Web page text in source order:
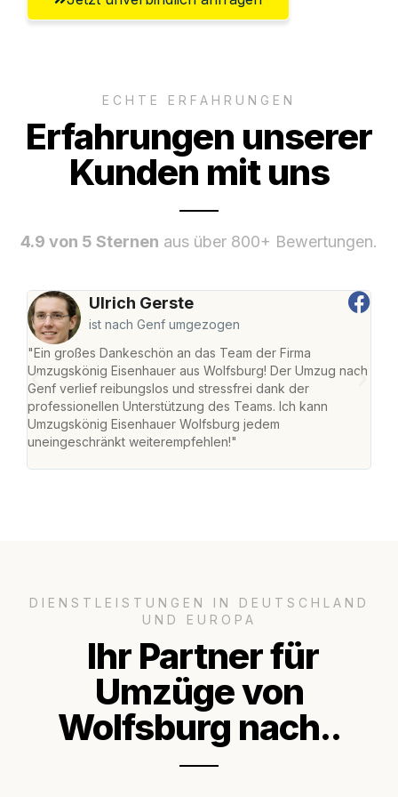
ECHTE ERFAHRUNGEN
Erfahrungen unserer
Kunden mit uns
4.9 von 5 Sternen aus über 800+ Bewertungen.
Ulrich Gerste
ist nach Genf umgezogen
"Ein großes Dankeschön an das Team der Firma
Umzugskönig Eisenhauer aus Wolfsburg! Der Umzug nach
Genf verlief reibungslos und stressfrei dank der
professionellen Unterstützung des Teams. Ich kann
Umzugskönig Eisenhauer Wolfsburg jedem
uneingeschränkt weiterempfehlen!"
DIENSTLEISTUNGEN IN DEUTSCHLAND
UND EUROPA
Ihr Partner für
Umzüge von
Wolfsburg nach..